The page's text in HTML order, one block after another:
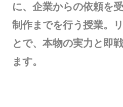
に、企業からの依頼を
制作までを行う授業。
とで、本物の実力と即
ます。